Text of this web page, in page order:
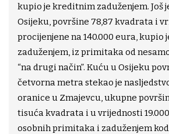
kupio je kreditnim zaduženjem. Još
Osijeku, površine 78,87 kvadrata i
procijenjene na 140.000 eura,
zaduženjem, iz primitaka od
“na drugi način”. Kuću u Osijeku
četvorna metra stekao je
oranice u Zmajevcu, ukupne
tisuća kvadrata i u vrijednosti
osobnih primitaka i zaduženjem kod